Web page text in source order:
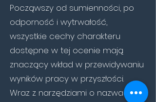
Począwszy od sumienności, po
odporność i wytrwałość,
wszystkie cechy charakteru
dostępne w tej ocenie mają
znaczący wkład w przewidywaniu
wyników pracy w przyszłości.
Wraz z narzędziami o nazwach